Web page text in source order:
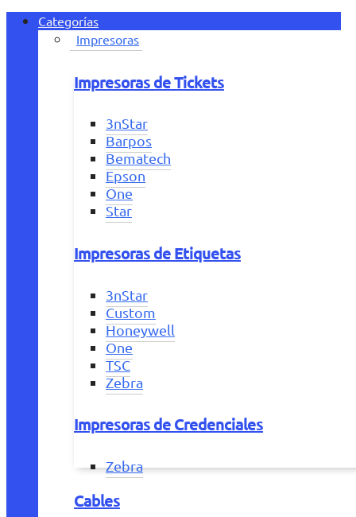
Categorías
Impresoras
Impresoras de Tickets
3nStar
Barpos
Bematech
Epson
One
Star
Impresoras de Etiquetas
3nStar
Custom
Honeywell
One
TSC
Zebra
Impresoras de Credenciales
Zebra
Cables